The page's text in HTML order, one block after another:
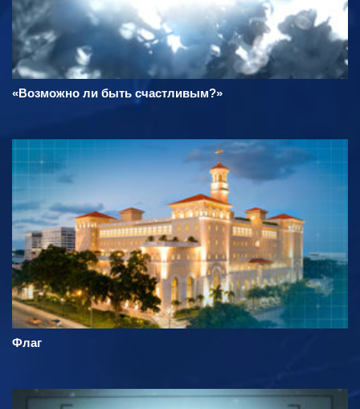
«Возможно ли быть счастливым?»
Флаг